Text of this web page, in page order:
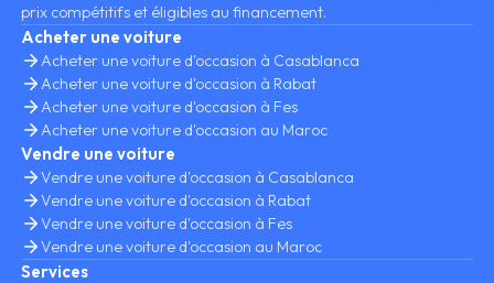
prix compétitifs et éligibles au financement.
Acheter une voiture
Acheter une voiture d'occasion à Casablanca
Acheter une voiture d'occasion à Rabat
Acheter une voiture d'occasion à Fes
Acheter une voiture d'occasion au Maroc
Vendre une voiture
Vendre une voiture d'occasion à Casablanca
Vendre une voiture d'occasion à Rabat
Vendre une voiture d'occasion à Fes
Vendre une voiture d'occasion au Maroc
Services